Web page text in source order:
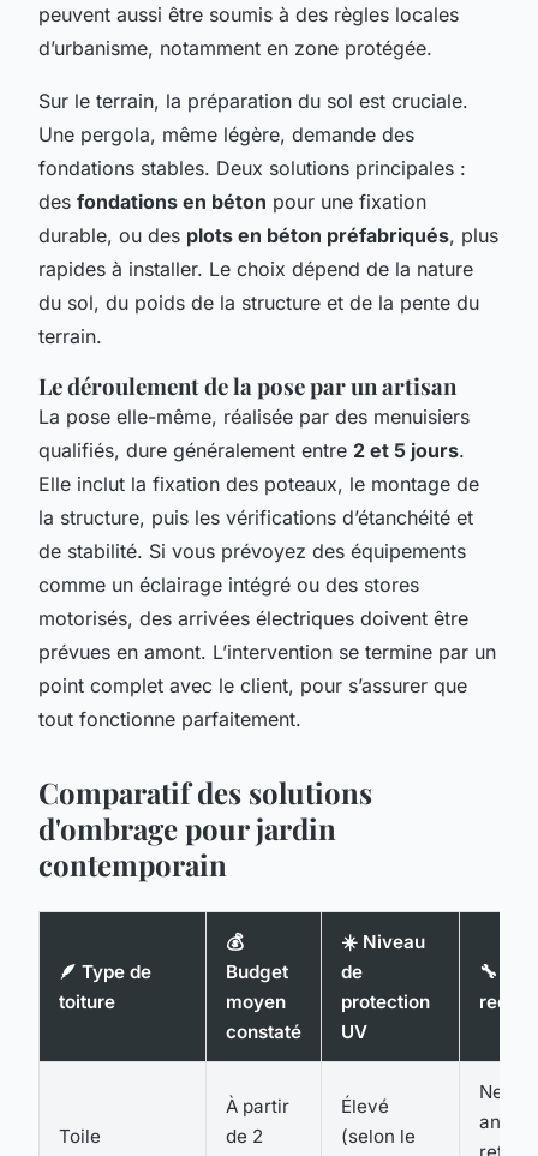
peuvent aussi être soumis à des règles locales
d’urbanisme, notamment en zone protégée.
Sur le terrain, la préparation du sol est cruciale.
Une pergola, même légère, demande des
fondations stables. Deux solutions principales :
des fondations en béton pour une fixation
durable, ou des plots en béton préfabriqués, plus
rapides à installer. Le choix dépend de la nature
du sol, du poids de la structure et de la pente du
terrain.
Le déroulement de la pose par un artisan
La pose elle-même, réalisée par des menuisiers
qualifiés, dure généralement entre 2 et 5 jours.
Elle inclut la fixation des poteaux, le montage de
la structure, puis les vérifications d’étanchéité et
de stabilité. Si vous prévoyez des équipements
comme un éclairage intégré ou des stores
motorisés, des arrivées électriques doivent être
prévues en amont. L’intervention se termine par un
point complet avec le client, pour s’assurer que
tout fonctionne parfaitement.
Comparatif des solutions
d'ombrage pour jardin
contemporain
🪶 Type de
toiture
💰
Budget
moyen
constaté
☀️ Niveau
de
protection
UV
🔧
requis
Toile
À partir
de 2
Élevé
(selon le